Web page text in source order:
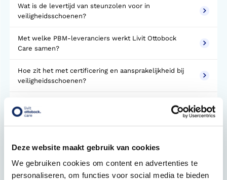
Deze website maakt gebruik van cookies
We gebruiken cookies om content en advertenties te
personaliseren, om functies voor social media te bieden
Wat is de levertijd van steunzolen voor in
veiligheidsschoenen?
Met welke PBM-leveranciers werkt Livit Ottobock
Care samen?
Hoe zit het met certificering en aansprakelijkheid bij
veiligheidsschoenen?
steunzolen worden geleverd?
veiligheidsschoenen?